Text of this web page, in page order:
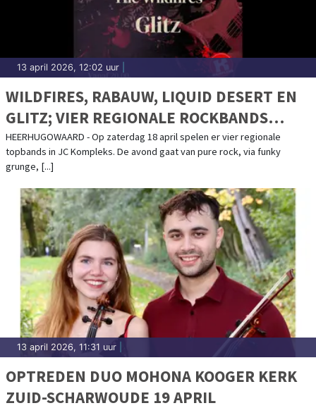
13 april 2026, 12:02 uur
WILDFIRES, RABAUW, LIQUID DESERT EN
GLITZ; VIER REGIONALE ROCKBANDS
NAAR KOMPLEKS
HEERHUGOWAARD - Op zaterdag 18 april spelen er vier regionale
topbands in JC Kompleks. De avond gaat van pure rock, via funky
grunge, [...]
13 april 2026, 11:31 uur
OPTREDEN DUO MOHONA KOOGER KERK
ZUID-SCHARWOUDE 19 APRIL